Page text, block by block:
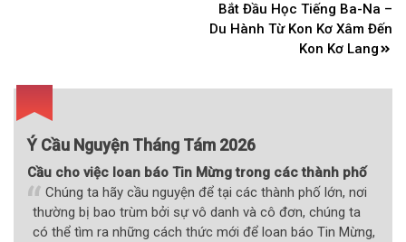
Bắt Đầu Học Tiếng Ba-Na –
Du Hành Từ Kon Kơ Xâm Đến
Kon Kơ Lang
Ý Cầu Nguyện Tháng Tám 2026
Cầu cho việc loan báo Tin Mừng trong các thành phố
Chúng ta hãy cầu nguyện để tại các thành phố lớn, nơi
thường bị bao trùm bởi sự vô danh và cô đơn, chúng ta
có thể tìm ra những cách thức mới để loan báo Tin Mừng,